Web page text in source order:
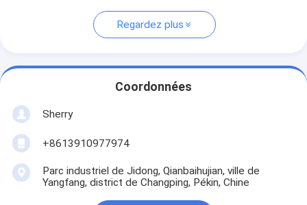
Regardez plus
Coordonnées
Sherry
+8613910977974
Parc industriel de Jidong, Qianbaihujian, ville de
Yangfang, district de Changping, Pékin, Chine